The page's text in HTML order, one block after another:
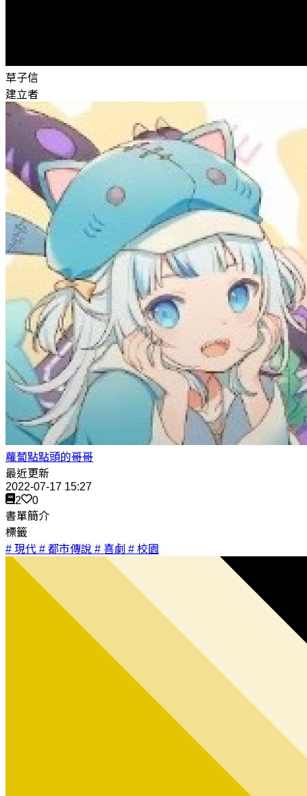
草子信
建立者
蘿蔔點點頭的哥哥
最近更新
2022-07-17 15:27
2
0
書單簡介
標籤
# 現代 # 都市傳說 # 喜劇 # 校園